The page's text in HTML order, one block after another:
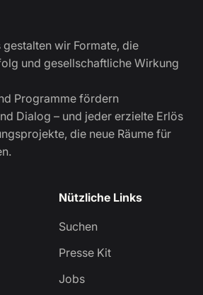
gestalten wir Formate, die
und gesellschaftliche Wirkung
Programme fördern
Dialog – und jeder erzielte Erlös
die neue Räume für
Nützliche Links
Suchen
Presse Kit
Jobs